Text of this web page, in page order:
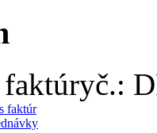
č.:
faktúr